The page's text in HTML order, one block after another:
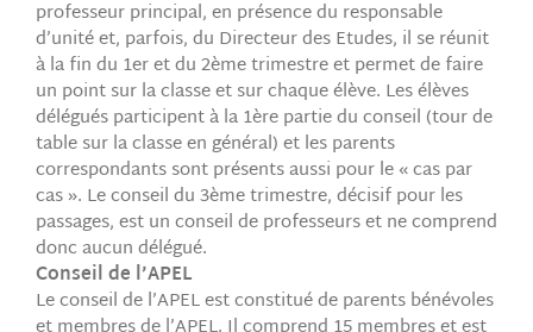
professeur principal, en présence du responsable
d’unité et, parfois, du Directeur des Etudes, il se réunit
à la fin du 1er et du 2ème trimestre et permet de faire
un point sur la classe et sur chaque élève. Les élèves
délégués participent à la 1ère partie du conseil (tour de
table sur la classe en général) et les parents
correspondants sont présents aussi pour le « cas par
cas ». Le conseil du 3ème trimestre, décisif pour les
passages, est un conseil de professeurs et ne comprend
donc aucun délégué.
Conseil de l’APEL
Le conseil de l’APEL est constitué de parents bénévoles